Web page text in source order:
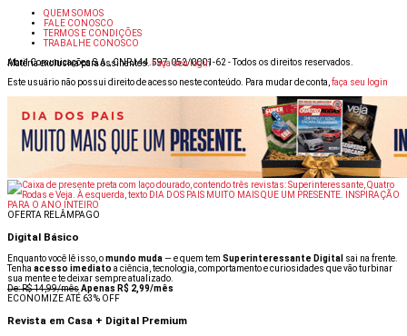
QUEM SOMOS
FALE CONOSCO
TERMOS E CONDIÇÕES
TRABALHE CONOSCO
Abril Comunicações S.A., CNPJ 44.597.052/0001-62 - Todos os direitos reservados.
Matéria exclusiva para assinantes.Faça seu login
Este usuário não possui direito de acesso neste conteúdo. Para mudar de conta, faça seu login
OFERTA RELÂMPAGO
Digital Básico
Enquanto você lê isso, omundo muda— e quem tem Superinteressante Digital sai na frente.
Tenha acesso imediato a ciência, tecnologia, comportamento e curiosidades que vão turbinar
sua mente e te deixar sempre atualizado.
De: R$ 14,99/mêsApenas R$ 2,99/mês
ECONOMIZE ATÉ 63% OFF
Revista em Casa + Digital Premium